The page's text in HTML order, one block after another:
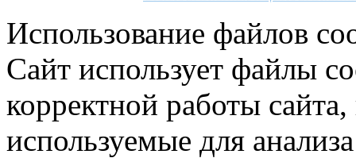
Использование файлов
Сайт использует файлы
корректной работы
используемые для